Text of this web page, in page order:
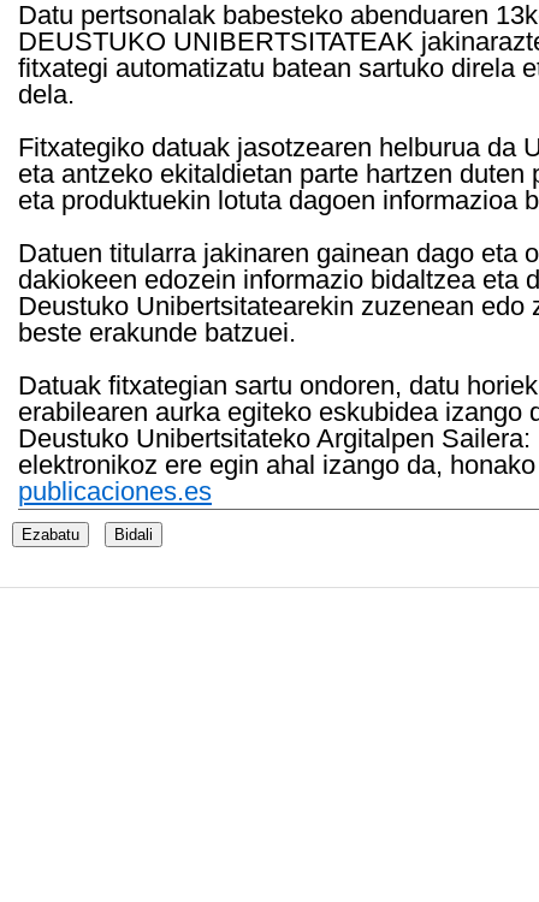
Datu pertsonalak babesteko abenduaren
DEUSTUKO UNIBERTSITATEAK
fitxategi automatizatu batean sartuko direla
dela.
Fitxategiko datuak jasotzearen helburua da
eta antzeko ekitaldietan parte hartzen
eta produktuekin lotuta dagoen informazioa
Datuen titularra jakinaren gainean dago eta
dakiokeen edozein informazio bidaltzea eta
Deustuko Unibertsitatearekin zuzenean
beste erakunde batzuei.
Datuak fitxategian sartu ondoren, datu
erabilearen aurka egiteko eskubidea
Deustuko Unibertsitateko Argitalpen
elektronikoz ere egin ahal izango da,
publicaciones.es
Ezabatu Bidali